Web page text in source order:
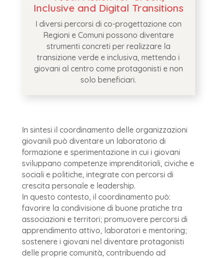
Inclusive and Digital Transitions
I diversi percorsi di co-progettazione con
Regioni e Comuni possono diventare
strumenti concreti per realizzare la
transizione verde e inclusiva, mettendo i
giovani al centro come protagonisti e non
solo beneficiari.
In sintesi il coordinamento delle organizzazioni
giovanili può diventare un laboratorio di
formazione e sperimentazione in cui i giovani
sviluppano competenze imprenditoriali, civiche e
sociali e politiche, integrate con percorsi di
crescita personale e leadership.
In questo contesto, il coordinamento può:
favorire la condivisione di buone pratiche tra
associazioni e territori; promuovere percorsi di
apprendimento attivo, laboratori e mentoring;
sostenere i giovani nel diventare protagonisti
delle proprie comunità, contribuendo ad